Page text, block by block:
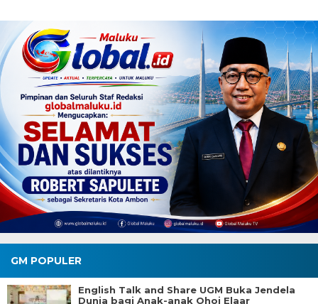
GM POPULER
English Talk and Share UGM Buka Jendela
Dunia bagi Anak-anak Ohoi Elaar